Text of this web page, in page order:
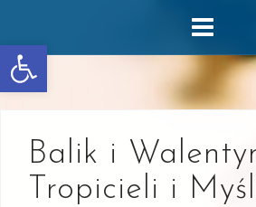
Otwórz pasek narzędzi
content
Balik i
Tropicieli i